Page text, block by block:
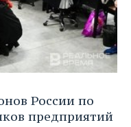
России по
предприятий